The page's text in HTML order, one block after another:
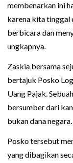
membenarkan ini
karena kita tinggal
berbicara dan
ungkapnya.
Zaskia bersama
bertajuk Posko
Uang Pajak.
bersumber dari
bukan dana negara.
Posko tersebut
yang dibagikan